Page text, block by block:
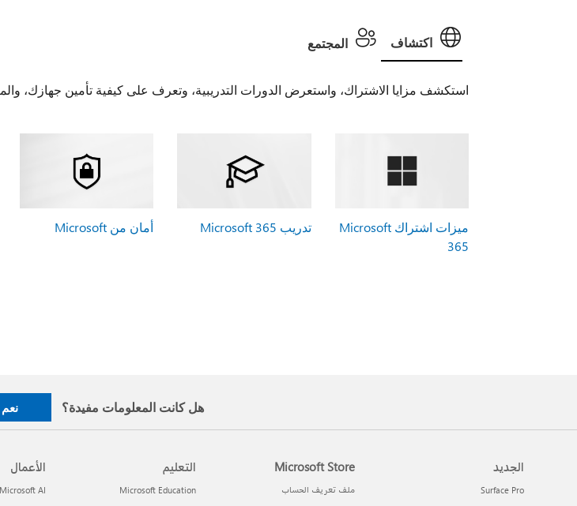
اكتشاف المجتمع
استكشف مزايا الاشتراك، واستعرض الدورات التدريبية، وتعرف على كيفية تأمين جهازك،
ميزات اشتراك Microsoft
365
تدريب Microsoft 365 أمان من Microsoft
هل كانت المعلومات مفيدة؟ نعم
الجديد
Surface Pro
Microsoft Store
ملف تعريف الحساب
التعليم
Microsoft Education
الأعمال
Microsoft AI